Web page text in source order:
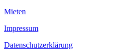
Mieten
Impressum
Datenschutzerklärung